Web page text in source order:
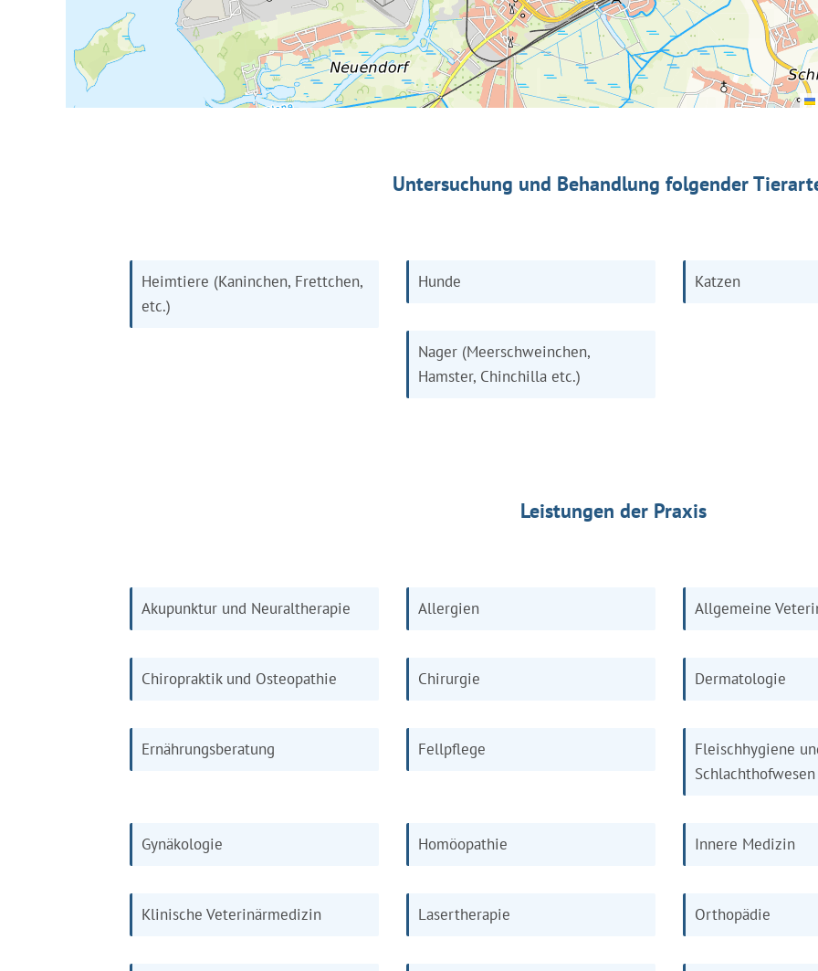
Untersuchung und Behandlung folgender
Heimtiere (Kaninchen, Frettchen,
etc.)
Hunde Katzen
Nager (Meerschweinchen,
Hamster, Chinchilla etc.)
Leistungen der Praxis
Akupunktur und Neuraltherapie Allergien Allgemeine
Chiropraktik und Osteopathie Chirurgie Dermatologie
Ernährungsberatung Fellpflege
Fleischhygiene
Schlachthofwesen
Gynäkologie Homöopathie Innere Medizin
Klinische Veterinärmedizin Lasertherapie Orthopädie